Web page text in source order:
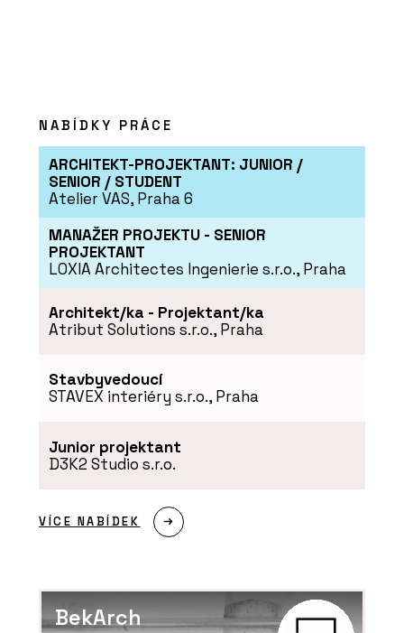
PRODUKTY
Suché podlahy RigiStabil - Rigips
Eurocoustic - Rigips
NABÍDKY PRÁCE
ARCHITEKT-PROJEKTANT: JUNIOR /
SENIOR / STUDENT
Atelier VAS, Praha 6
MANAŽER PROJEKTU - SENIOR
PROJEKTANT
LOXIA Architectes Ingenierie s.r.o., Praha
Architekt/ka - Projektant/ka
Atribut Solutions s.r.o., Praha
Stavbyvedoucí
STAVEX interiéry s.r.o., Praha
Junior projektant
D3K2 Studio s.r.o.
VÍCE NABÍDEK
BekArch